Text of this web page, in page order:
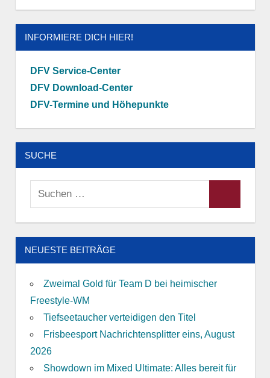
INFORMIERE DICH HIER!
DFV Service-Center
DFV Download-Center
DFV-Termine und Höhepunkte
SUCHE
Suchen
NEUESTE BEITRÄGE
Zweimal Gold für Team D bei heimischer
Freestyle-WM
Tiefseetaucher verteidigen den Titel
Frisbeesport Nachrichtensplitter eins, August
2026
Showdown im Mixed Ultimate: Alles bereit für